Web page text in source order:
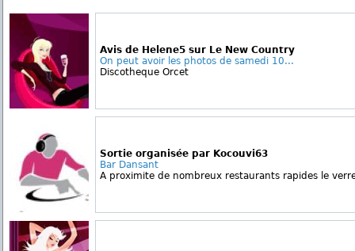
Avis de Helene5 sur Le New Country
On peut avoir les photos de samedi 10...
Discotheque Orcet
Sortie organisée par Kocouvi63
Bar Dansant
A proximite de nombreux restaurants rapides le